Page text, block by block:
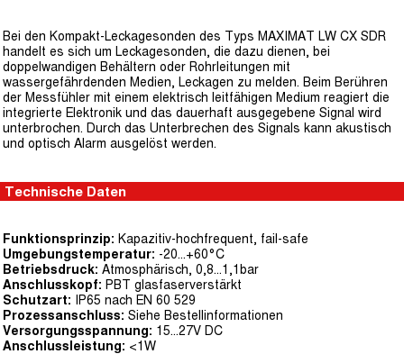
Bei den Kompakt-Leckagesonden des Typs MAXIMAT LW CX SDR
handelt es sich um Leckagesonden, die dazu dienen, bei
doppelwandigen Behältern oder Rohrleitungen mit
wassergefährdenden Medien, Leckagen zu melden. Beim Berühren
der Messfühler mit einem elektrisch leitfähigen Medium reagiert die
integrierte Elektronik und das dauerhaft ausgegebene Signal wird
unterbrochen. Durch das Unterbrechen des Signals kann akustisch
und optisch Alarm ausgelöst werden.
Technische Daten
Funktionsprinzip: Kapazitiv-hochfrequent, fail-safe
Umgebungstemperatur: -20...+60°C
Betriebsdruck: Atmosphärisch, 0,8...1,1bar
Anschlusskopf: PBT glasfaserverstärkt
Schutzart: IP65 nach EN 60 529
Prozessanschluss: Siehe Bestellinformationen
Versorgungsspannung: 15...27V DC
Anschlussleistung: <1W